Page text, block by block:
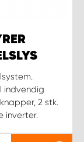
2 stk.
inverter.